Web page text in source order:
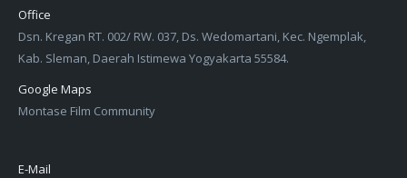
Office
Dsn. Kregan RT. 002/ RW. 037, Ds. Wedomartani, Kec. Ngemplak,
Kab. Sleman, Daerah Istimewa Yogyakarta 55584.
Google Maps
Montase Film Community
E-Mail